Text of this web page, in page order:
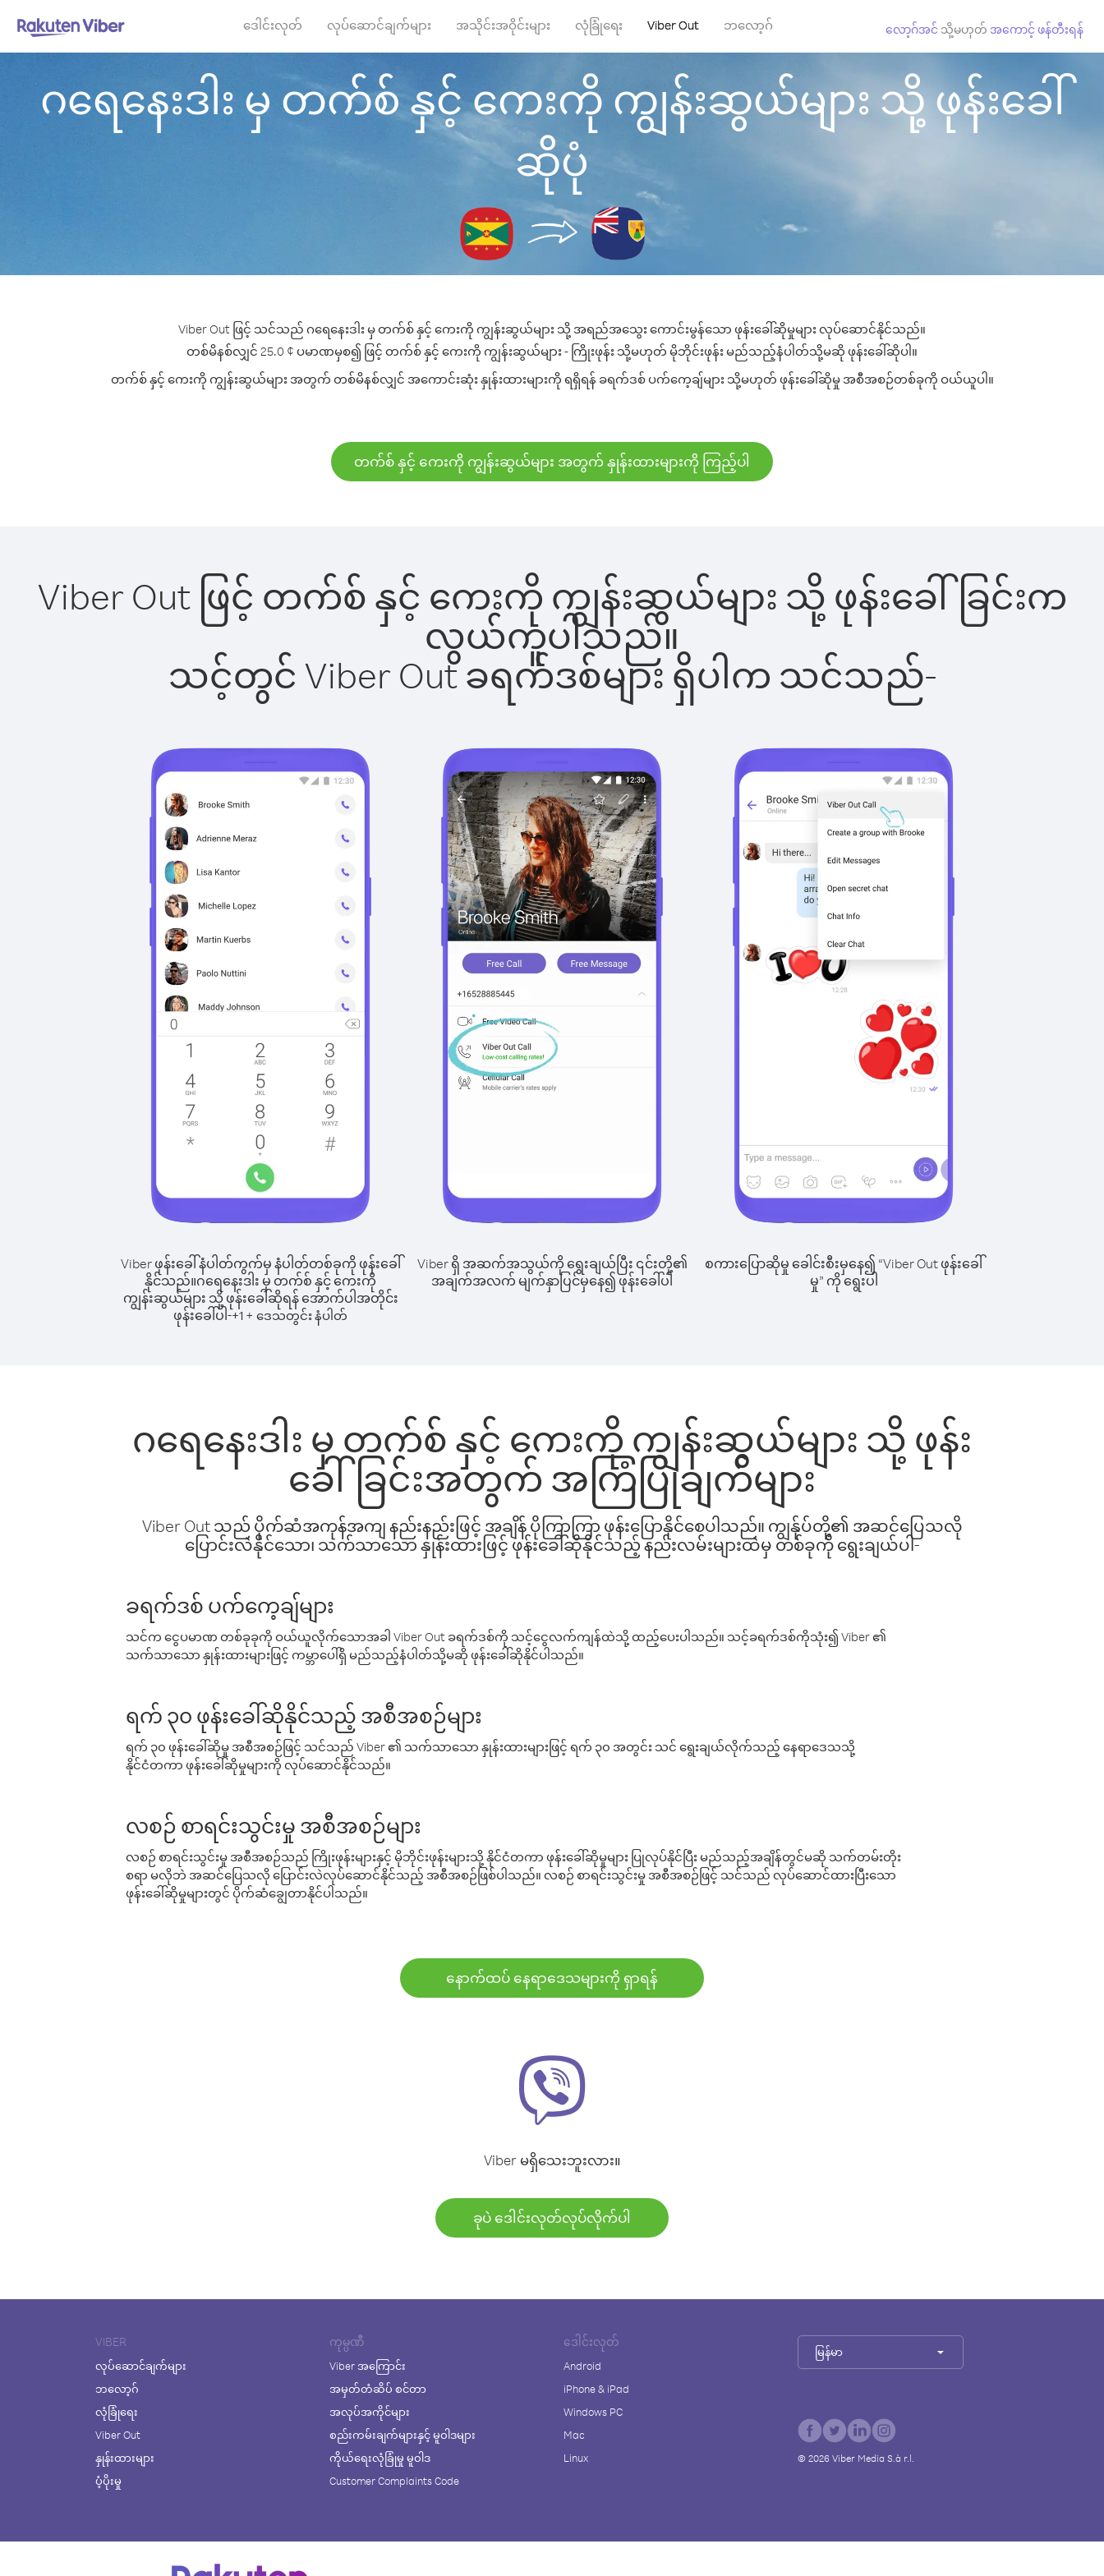
ဒေါင်းလုတ် လုပ်ဆောင်ချက်များ အသိုင်းအဝိုင်းများ လုံခြုံရေး Viber Out ဘလော့ဂ် လော့ဂ်အင် သို့မဟုတ် အကောင့် ဖန်တီးရန်
ဂရေနေးဒါး မှ တက်စ် နှင့် ကေးကို ကျွန်းဆွယ်များ သို့ ဖုန်းခေါ်
ဆိုပုံ
Viber Out ဖြင့် သင်သည် ဂရေနေးဒါး မှ တက်စ် နှင့် ကေးကို ကျွန်းဆွယ်များ သို့ အရည်အသွေး ကောင်းမွန်သော ဖုန်းခေါ်ဆိုမှုများ လုပ်ဆောင်နိုင်သည်။
တစ်မိနစ်လျှင် 25.0 ¢ ပမာဏမှစ၍ ဖြင့် တက်စ် နှင့် ကေးကို ကျွန်းဆွယ်များ - ကြိုးဖုန်း သို့မဟုတ် မိုဘိုင်းဖုန်း မည်သည့်နံပါတ်သို့မဆို ဖုန်းခေါ်ဆိုပါ။
တက်စ် နှင့် ကေးကို ကျွန်းဆွယ်များ အတွက် တစ်မိနစ်လျှင် အကောင်းဆုံး နှုန်းထားများကို ရရှိရန် ခရက်ဒစ် ပက်ကေ့ချ်များ သို့မဟုတ် ဖုန်းခေါ်ဆိုမှု အစီအစဉ်တစ်ခုကို ဝယ်ယူပါ။
တက်စ် နှင့် ကေးကို ကျွန်းဆွယ်များ အတွက် နှုန်းထားများကို ကြည့်ပါ
Viber Out ဖြင့် တက်စ် နှင့် ကေးကို ကျွန်းဆွယ်များ သို့ ဖုန်းခေါ်ခြင်းက
လွယ်ကူပါသည်။
သင့်တွင် Viber Out ခရက်ဒစ်များ ရှိပါက သင်သည်-
Viber ဖုန်းခေါ်နံပါတ်ကွက်မှ နံပါတ်တစ်ခုကို ဖုန်းခေါ်
နိုင်သည်။ဂရေနေးဒါး မှ တက်စ် နှင့် ကေးကို
ကျွန်းဆွယ်များ သို့ ဖုန်းခေါ်ဆိုရန် အောက်ပါအတိုင်း
ဖုန်းခေါ်ပါ-+1 + ဒေသတွင်း နံပါတ်
Viber ရှိ အဆက်အသွယ်ကို ရွေးချယ်ပြီး ၎င်းတို့၏
အချက်အလက် မျက်နှာပြင်မှနေ၍ ဖုန်းခေါ်ပါ
စကားပြောဆိုမှု ခေါင်းစီးမှနေ၍ “Viber Out ဖုန်းခေါ်
မှု” ကို ရွေးပါ
ဂရေနေးဒါး မှ တက်စ် နှင့် ကေးကို ကျွန်းဆွယ်များ သို့ ဖုန်း
ခေါ်ခြင်းအတွက် အကြံပြုချက်များ
Viber Out သည် ပိုက်ဆံအကုန်အကျ နည်းနည်းဖြင့် အချိန် ပိုကြာကြာ ဖုန်းပြောနိုင်စေပါသည်။ ကျွန်ုပ်တို့၏ အဆင်ပြေသလို
ပြောင်းလဲနိုင်သော၊ သက်သာသော နှုန်းထားဖြင့် ဖုန်းခေါ်ဆိုနိုင်သည့် နည်းလမ်းများထဲမှ တစ်ခုကို ရွေးချယ်ပါ-
ခရက်ဒစ် ပက်ကေ့ချ်များ
သင်က ငွေပမာဏ တစ်ခုခုကို ဝယ်ယူလိုက်သောအခါ Viber Out ခရက်ဒစ်ကို သင့်ငွေလက်ကျန်ထဲသို့ ထည့်ပေးပါသည်။ သင့်ခရက်ဒစ်ကိုသုံး၍ Viber ၏
သက်သာသော နှုန်းထားများဖြင့် ကမ္ဘာပေါ်ရှိ မည်သည့်နံပါတ်သို့မဆို ဖုန်းခေါ်ဆိုနိုင်ပါသည်။
ရက် ၃၀ ဖုန်းခေါ်ဆိုနိုင်သည့် အစီအစဉ်များ
ရက် ၃၀ ဖုန်းခေါ်ဆိုမှု အစီအစဉ်ဖြင့် သင်သည် Viber ၏ သက်သာသော နှုန်းထားများဖြင့် ရက် ၃၀ အတွင်း သင် ရွေးချယ်လိုက်သည့် နေရာဒေသသို့
နိုင်ငံတကာ ဖုန်းခေါ်ဆိုမှုများကို လုပ်ဆောင်နိုင်သည်။
လစဉ် စာရင်းသွင်းမှု အစီအစဉ်များ
လစဉ် စာရင်းသွင်းမှု အစီအစဉ်သည် ကြိုးဖုန်းများနှင့် မိုဘိုင်းဖုန်းများသို့ နိုင်ငံတကာ ဖုန်းခေါ်ဆိုမှုများ ပြုလုပ်နိုင်ပြီး မည်သည့်အချိန်တွင်မဆို သက်တမ်းတိုး
စရာ မလိုဘဲ အဆင်ပြေသလို ပြောင်းလဲလုပ်ဆောင်နိုင်သည့် အစီအစဉ်ဖြစ်ပါသည်။ လစဉ် စာရင်းသွင်းမှု အစီအစဉ်ဖြင့် သင်သည် လုပ်ဆောင်ထားပြီးသော
ဖုန်းခေါ်ဆိုမှုများတွင် ပိုက်ဆံချွေတာနိုင်ပါသည်။
နောက်ထပ် နေရာဒေသများကို ရှာရန်
Viber မရှိသေးဘူးလား။
ခုပဲ ဒေါင်းလုတ်လုပ်လိုက်ပါ
VIBER
လုပ်ဆောင်ချက်များ
ဘလော့ဂ်
လုံခြုံရေး
Viber Out
နှုန်းထားများ
ပံ့ပိုးမှု
ကုမ္ပဏီ
Viber အကြောင်း
အမှတ်တံဆိပ် စင်တာ
အလုပ်အကိုင်များ
စည်းကမ်းချက်များနှင့် မူဝါဒများ
ကိုယ်ရေးလုံခြုံမှု မူဝါဒ
Customer Complaints Code
ဒေါင်းလုတ်
Android
iPhone & iPad
Windows PC
Mac
Linux
မြန်မာ
© 2026 Viber Media S.à r.l.